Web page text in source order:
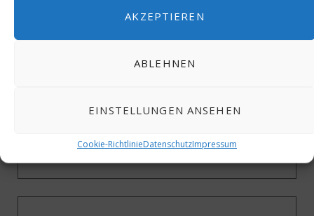
AKZEPTIEREN
ABLEHNEN
EINSTELLUNGEN ANSEHEN
Cookie-RichtlinieDatenschutzImpressum